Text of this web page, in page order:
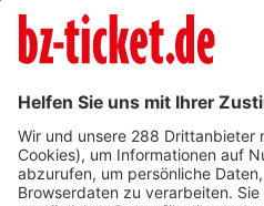
ab 18,00 €
AUG
So, 09:00
St. Pauler Waldgeschichten -
zum Mars